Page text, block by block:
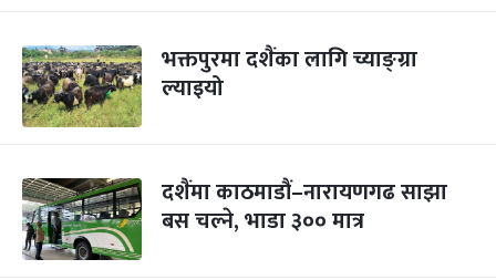
भक्तपुरमा दशैंका लागि च्याङ्ग्रा
ल्याइयो
दशैंमा काठमाडौं–नारायणगढ साझा
बस चल्ने, भाडा ३०० मात्र